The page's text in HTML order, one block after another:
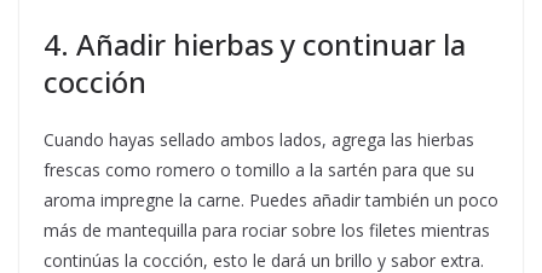
4. Añadir hierbas y continuar la
cocción
Cuando hayas sellado ambos lados, agrega las hierbas
frescas como romero o tomillo a la sartén para que su
aroma impregne la carne. Puedes añadir también un poco
más de mantequilla para rociar sobre los filetes mientras
continúas la cocción, esto le dará un brillo y sabor extra.